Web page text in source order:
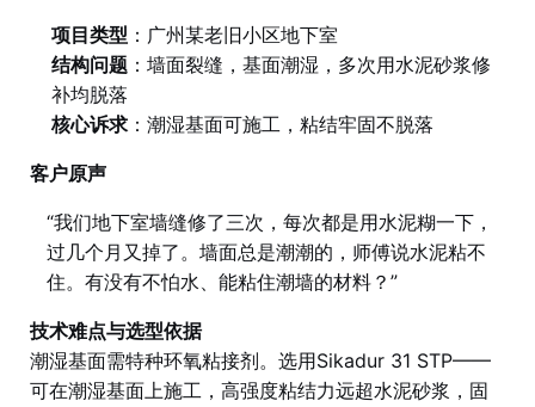
项目类型 ：广州某老旧小区地下室
结构问题：墙面裂缝，基面潮湿，多次用水泥砂浆修
补均脱落
核心诉求：潮湿基面可施工，粘结牢固不脱落
客户原声
“我们地下室墙缝修了三次，每次都是用水泥糊一下，
过几个月又掉了。墙面总是潮潮的，师傅说水泥粘不
住。有没有不怕水、能粘住潮墙的材料？”
技术难点与选型依据
潮湿基面需特种环氧粘接剂。选用Sikadur 31 STP——
可在潮湿基面上施工，高强度粘结力远超水泥砂浆，固